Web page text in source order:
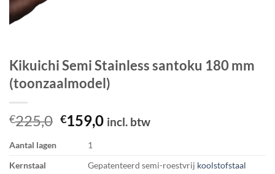
Kikuichi Semi Stainless santoku 180 mm
(toonzaalmodel)
€225,0 Oorspronkelijke
was:
€225,0.
€159,0Huidige
€159,0.
incl. btw
Aantal lagen
1
Kernstaal
Gepatenteerd semi-roestvrij koolstofstaal